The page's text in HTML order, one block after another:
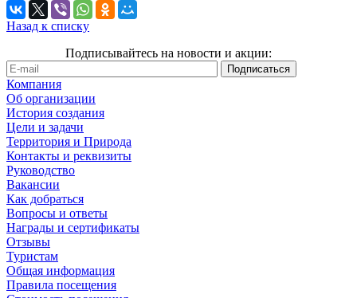
Назад к списку
Подписывайтесь на новости и акции:
Компания
Об организации
История создания
Цели и задачи
Территория и Природа
Контакты и реквизиты
Руководство
Вакансии
Как добраться
Вопросы и ответы
Награды и сертификаты
Отзывы
Туристам
Общая информация
Правила посещения